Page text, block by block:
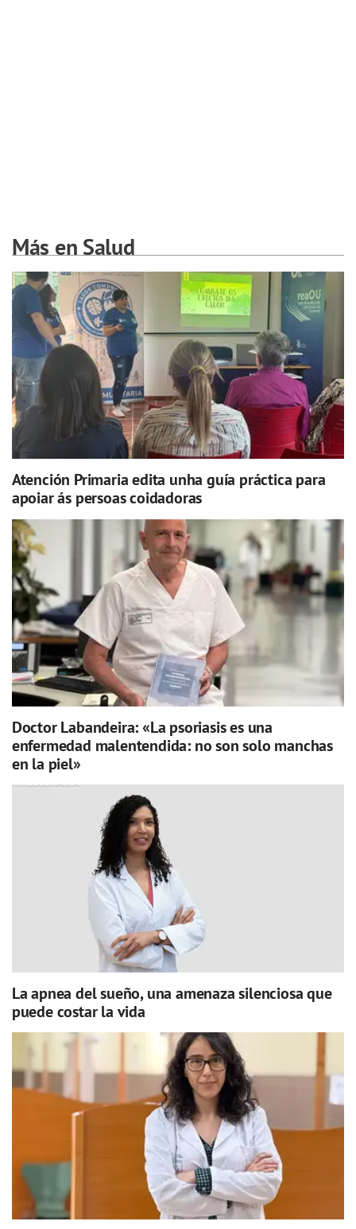
Más en Salud
Atención Primaria edita unha guía práctica para
apoiar ás persoas coidadoras
Doctor Labandeira: «La psoriasis es una
enfermedad malentendida: no son solo manchas
en la piel»
La apnea del sueño, una amenaza silenciosa que
puede costar la vida